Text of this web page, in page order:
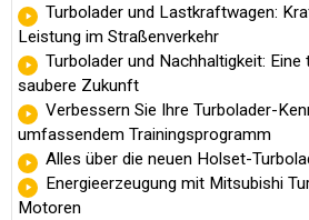
Turbolader und Lastkraftwagen:
Leistung im Straßenverkehr
Turbolader und Nachhaltigkeit:
saubere Zukunft
Verbessern Sie Ihre Turbolader-
umfassendem Trainingsprogramm
Alles über die neuen Holset-
Energieerzeugung mit Mitsubishi
Motoren